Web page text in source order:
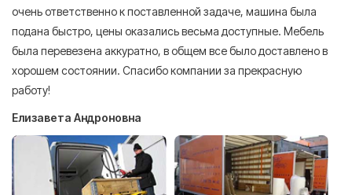
очень ответственно к поставленной задаче, машина была
подана быстро, цены оказались весьма доступные. Мебель
была перевезена аккуратно, в общем все было доставлено в
хорошем состоянии. Спасибо компании за прекрасную
работу!
Елизавета Андроновна